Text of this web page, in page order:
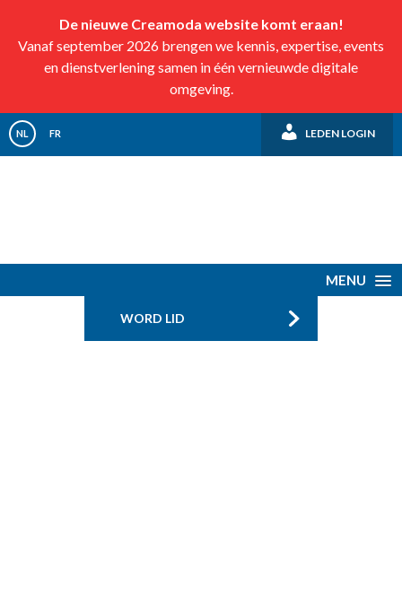
De nieuwe Creamoda website komt eraan!
Vanaf september 2026 brengen we kennis, expertise, events
en dienstverlening samen in één vernieuwde digitale
omgeving.
NL FR LEDEN LOGIN
MENU
WORD LID